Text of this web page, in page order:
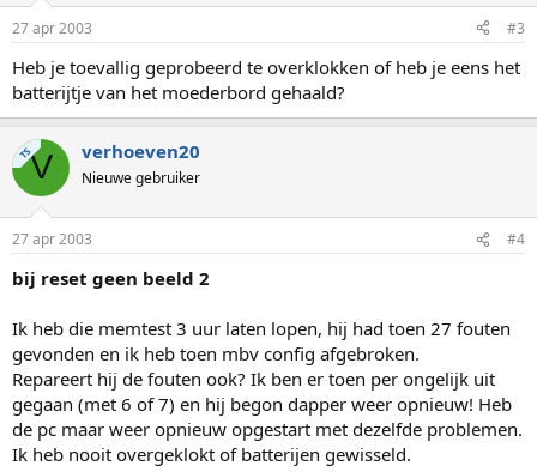
27 apr 2003 #3
Heb je toevallig geprobeerd te overklokken of heb je eens het
batterijtje van het moederbord gehaald?
TSV verhoeven20
Nieuwe gebruiker
27 apr 2003 #4
bij reset geen beeld 2
Ik heb die memtest 3 uur laten lopen, hij had toen 27 fouten
gevonden en ik heb toen mbv config afgebroken.
Repareert hij de fouten ook? Ik ben er toen per ongelijk uit
gegaan (met 6 of 7) en hij begon dapper weer opnieuw! Heb
de pc maar weer opnieuw opgestart met dezelfde problemen.
Ik heb nooit overgeklokt of batterijen gewisseld.